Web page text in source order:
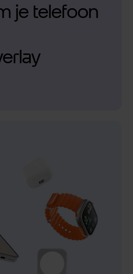
je telefoon